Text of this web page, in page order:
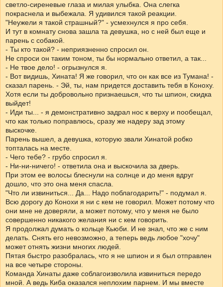
светло-сиреневые глаза и милая улыбка. Она слегка
покраснела и выбежала. Я удивился такой реакции.
"Неужели я такой страшный?" - усмехнулся я про себя.
И тут в комнату снова зашла та девушка, но с ней был еще и
парень с собакой.
- Ты кто такой? - неприязненно спросил он.
Не спроси он таким тоном, ты бы нормально ответил, а так...
- Не твое дело! - огрызнулся я.
- Вот видишь, Хината! Я же говорил, что он как все из Тумана! -
сказал парень. - Эй, ты, нам придется доставить тебя в Коноху.
Хотя если ты добровольно признаешься, что ты шпион, скидка
выйдет!
- Иди ты... - я демонстративно задрал нос к верху и пообещал,
что как только поправлюсь, сразу же надеру зад этому
выскочке.
Парень вышел, а девушка, которую звали Хинатой робко
топталась на месте.
- Чего тебе? - грубо спросил я.
- Ни-ни-ничего! - ответила она и выскочила за дверь.
При этом ее волосы блеснули на солнце и до меня вдруг
дошло, что это она меня спасла.
"Что ли извиниться... Да... Надо поблагодарить!" - подумал я.
Всю дорогу до Конохи я ни с кем не говорил. Может потому что
они мне не доверяли, а может потому, что у меня не было
совершенно никакого желания ни с кем говорить.
Я продолжал думать о кольце Кьюби. И не знал, что же с ним
делать. Снять его невозможно, а теперь ведь любое "хочу"
может отнять жизни многих людей.
Пятая быстро разобралась, что я не шпион и я был отправлен
на все четыре стороны.
Команда Хинаты даже соблагоизволила извиниться передо
мной. А ведь Киба оказался неплохим парнем. И мы вместе